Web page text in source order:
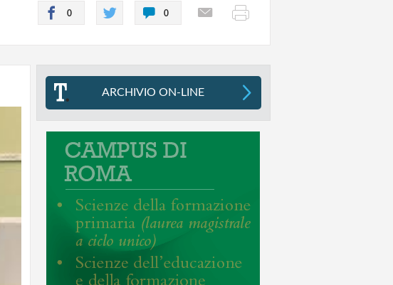
0 0
ARCHIVIO ON-LINE